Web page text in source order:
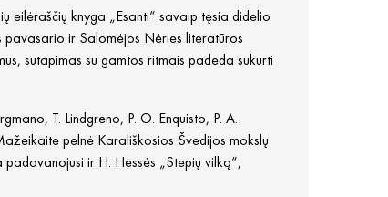
knyga „Esanti“ savaip tęsia didelio
ir Salomėjos Nėries literatūros
sutapimas su gamtos ritmais padeda sukurti
T. Lindgreno, P. O. Enquisto, P. A.
pelnė Karališkosios Švedijos mokslų
ir H. Hessės „Stepių vilką“,